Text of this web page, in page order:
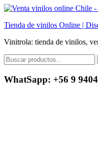
Saltar
contenido
Tienda de vinilos Online |
Vinitrola: tienda de vinilos,
WhatSapp: +56 9